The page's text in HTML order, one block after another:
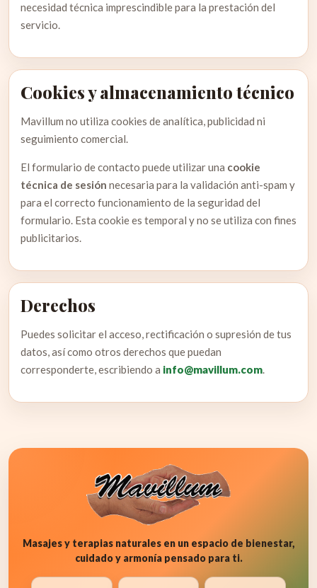
necesidad técnica imprescindible para la prestación del
servicio.
Cookies y almacenamiento técnico
Mavillum no utiliza cookies de analítica, publicidad ni
seguimiento comercial.
El formulario de contacto puede utilizar una cookie
técnica de sesión necesaria para la validación anti-spam y
para el correcto funcionamiento de la seguridad del
formulario. Esta cookie es temporal y no se utiliza con fines
publicitarios.
Derechos
Puedes solicitar el acceso, rectificación o supresión de tus
datos, así como otros derechos que puedan
corresponderte, escribiendo a info@mavillum.com.
Masajes y terapias naturales en un espacio de bienestar,
cuidado y armonía pensado para ti.